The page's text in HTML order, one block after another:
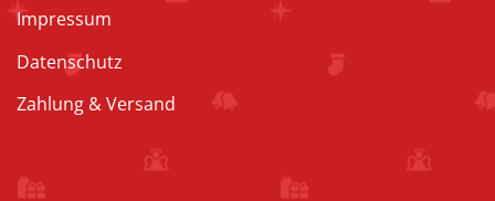
Impressum
Datenschutz
Zahlung & Versand